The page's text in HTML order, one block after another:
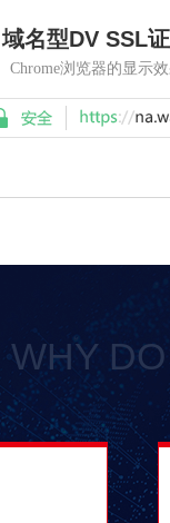
域名型DV SSL
Chrome浏览器的显示
WHY